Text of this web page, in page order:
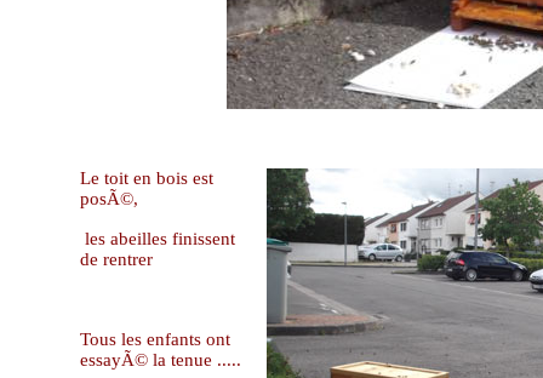
Le toit en bois est
posÃ©,
les abeilles finissent
de rentrer
Tous les enfants ont
essayÃ© la tenue .....